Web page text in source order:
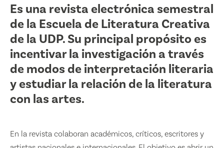
Es una revista electrónica semestral
de la Escuela de Literatura Creativa
de la UDP. Su principal propósito es
incentivar la investigación a través
de modos de interpretación literaria
y estudiar la relación de la literatura
con las artes.
En la revista colaboran académicos, críticos, escritores y